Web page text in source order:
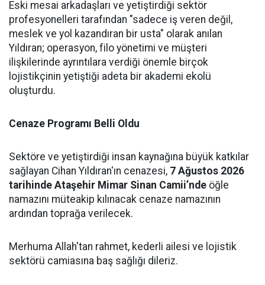
Eski mesai arkadaşları ve yetiştirdiği sektör
profesyonelleri tarafından "sadece iş veren değil,
meslek ve yol kazandıran bir usta" olarak anılan
Yıldıran; operasyon, filo yönetimi ve müşteri
ilişkilerinde ayrıntılara verdiği önemle birçok
lojistikçinin yetiştiği adeta bir akademi ekolü
oluşturdu.
Cenaze Programı Belli Oldu
Sektöre ve yetiştirdiği insan kaynağına büyük katkılar
sağlayan Cihan Yıldıran'ın cenazesi, 7 Ağustos 2026
tarihinde Ataşehir Mimar Sinan Camii’nde öğle
namazını müteakip kılınacak cenaze namazının
ardından toprağa verilecek.
Merhuma Allah'tan rahmet, kederli ailesi ve lojistik
sektörü camiasına baş sağlığı dileriz.